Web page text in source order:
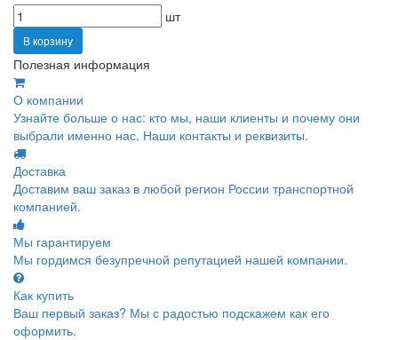
шт
В корзину
Полезная информация
О компании
Узнайте больше о нас: кто мы, наши клиенты и почему они
выбрали именно нас. Наши контакты и реквизиты.
Доставка
Доставим ваш заказ в любой регион России транспортной
компанией.
Мы гарантируем
Мы гордимся безупречной репутацией нашей компании.
Как купить
Ваш первый заказ? Мы с радостью подскажем как его
оформить.